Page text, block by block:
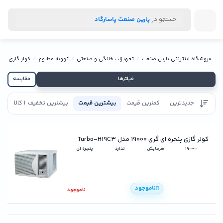
جستجو در پارین صنعت پاسارگاد
فروشگاه اینترنتی پارین صنعت تجهیزات خانگی و صنعتی تهویه مطبوع کولر گازی
فیلترها مقایسه
جدیدترین کمترین قیمت بیشترین قیمت بیشترین تخفیف 1 کالا
19000 سرمایش ندارد پنجره ای
کولر گازی پنجره ای گری 19000 مدل Turbo-H19C3
ناموجود ناموجود